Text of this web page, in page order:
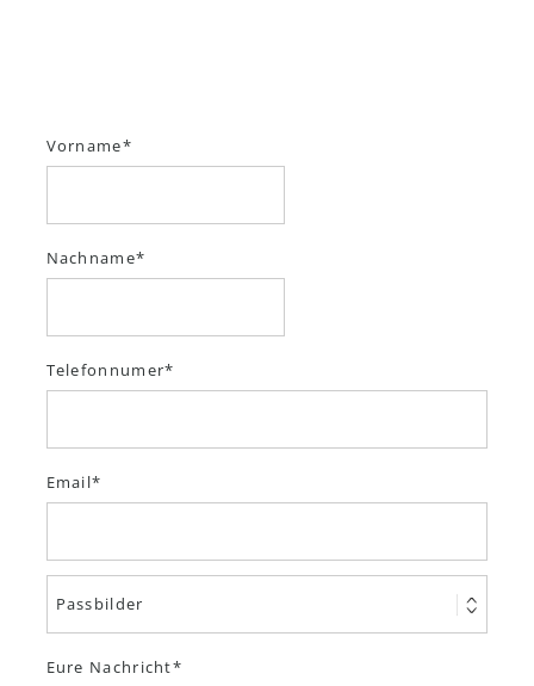
Vorname
Nachname
Telefonnumer
Email
Eure Nachricht